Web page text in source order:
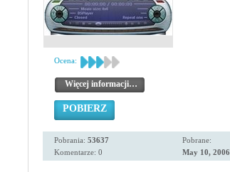
Ocena:
Więcej informacji…
POBIERZ
Pobrania: 53637
Komentarze: 0
Pobrane:
May 10, 2006